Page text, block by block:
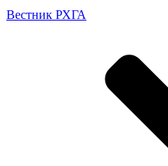
Вестник РХГА